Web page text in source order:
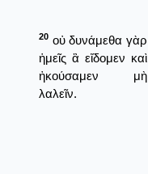
20 οὐ δυνάμεθα γὰρ
ἡμεῖς ἃ εἴδομεν καὶ
ἠκούσαμεν μὴ
λαλεῖν.